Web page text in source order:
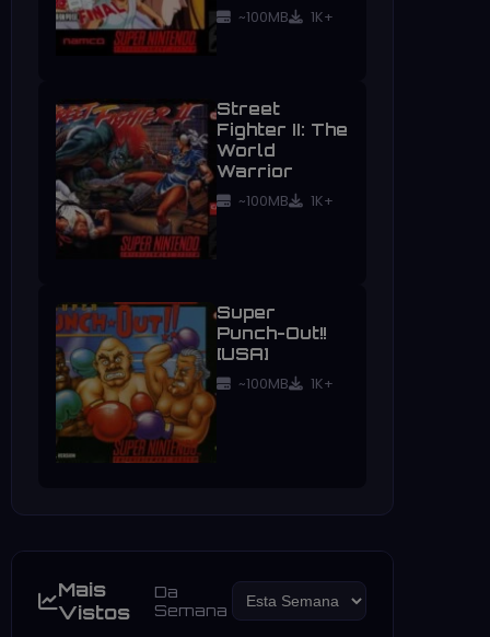
~100MB 1K+
Street
Fighter II: The
World
Warrior
~100MB 1K+
Super
Punch-Out!!
[USA]
~100MB 1K+
Mais
Vistos
Da
Semana